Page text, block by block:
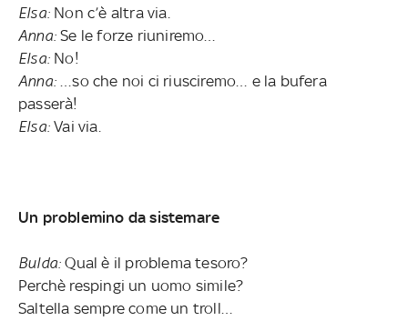
Elsa:Non c’è altra via.
Anna:Se le forze riuniremo…
Elsa:No!
Anna:…so che noi ci riusciremo… e la bufera
passerà!
Elsa:Vai via.
Un problemino da sistemare
Bulda:Qual è il problema tesoro?
Perchè respingi un uomo simile?
Saltella sempre come un troll…